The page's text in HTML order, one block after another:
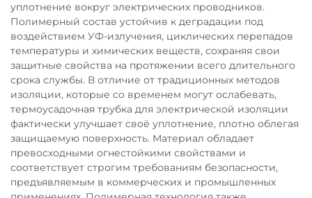
уплотнение вокруг электрических проводников.
Полимерный состав устойчив к деградации под
воздействием УФ-излучения, циклических перепадов
температуры и химических веществ, сохраняя свои
защитные свойства на протяжении всего длительного
срока службы. В отличие от традиционных методов
изоляции, которые со временем могут ослабевать,
термоусадочная трубка для электрической изоляции
фактически улучшает своё уплотнение, плотно облегая
защищаемую поверхность. Материал обладает
превосходными огнестойкими свойствами и
соответствует строгим требованиям безопасности,
предъявляемым в коммерческих и промышленных